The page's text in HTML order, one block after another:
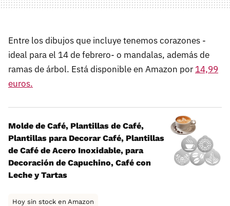
Entre los dibujos que incluye tenemos corazones -
ideal para el 14 de febrero- o mandalas, además de
ramas de árbol. Está disponible en Amazon por 14,99
euros.
Molde de Café, Plantillas de Café,
Plantillas para Decorar Café, Plantillas
de Café de Acero Inoxidable, para
Decoración de Capuchino, Café con
Leche y Tartas
Hoy sin stock en Amazon